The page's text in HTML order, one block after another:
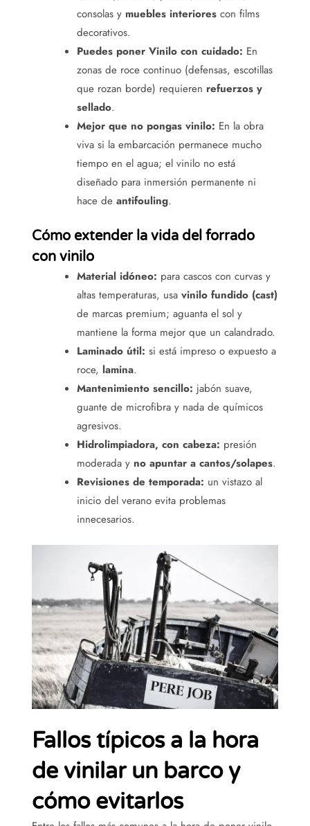
consolas y muebles interiores con films
decorativos.
Puedes poner Vinilo con cuidado: En
zonas de roce continuo (defensas, escotillas
que rozan borde) requieren refuerzos y
sellado.
Mejor que no pongas vinilo: En la obra
viva si la embarcación permanece mucho
tiempo en el agua; el vinilo no está
diseñado para inmersión permanente ni
hace de antifouling.
Cómo extender la vida del forrado
con vinilo
Material idóneo: para cascos con curvas y
altas temperaturas, usa vinilo fundido (cast)
de marcas premium; aguanta el sol y
mantiene la forma mejor que un calandrado.
Laminado útil: si está impreso o expuesto a
roce, lamina.
Mantenimiento sencillo: jabón suave,
guante de microfibra y nada de químicos
agresivos.
Hidrolimpiadora, con cabeza: presión
moderada y no apuntar a cantos/solapes.
Revisiones de temporada: un vistazo al
inicio del verano evita problemas
innecesarios.
Fallos típicos a la hora
de vinilar un barco y
cómo evitarlos